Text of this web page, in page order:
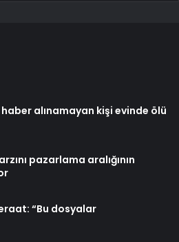
alınamayan kişi evinde ölü
pazarlama aralığının
“Bu dosyalar